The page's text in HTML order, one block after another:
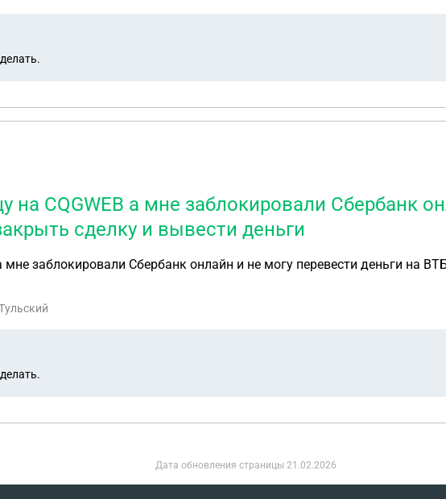
на CQGWEB а мне заблокировали Сбербанк
сделку и вывести деньги
заблокировали Сбербанк онлайн и не могу перевести деньги на
Дата обновления страницы 21.02.2026